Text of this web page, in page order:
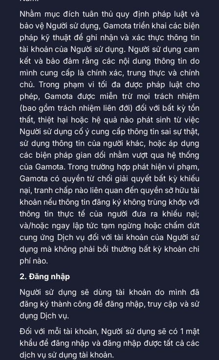
Nhằm mục đích tuân thủ quy định pháp luật và
bảo vệ Người sử dụng, Gamota triển khai các biện
pháp kỹ thuật để ghi nhận và xác thực thông tin
tài khoản của Người sử dụng. Người sử dụng cam
kết và bảo đảm rằng các nội dung thông tin do
mình cung cấp là chính xác, trung thực và chính
chủ. Trong phạm vi tối đa được pháp luật cho
phép, Gamota được miễn trừ mọi trách nhiệm
(bao gồm trách nhiệm liên đới) đối với bất kỳ tổn
thất, thiệt hại hoặc hệ quả nào phát sinh từ việc
Người sử dụng cố ý cung cấp thông tin sai sự thật,
sử dụng thông tin của người khác, hoặc áp dụng
các biện pháp gian dối nhằm vượt qua hệ thống
của Gamota. Trong trường hợp phát hiện vi phạm,
Gamota có quyền từ chối giải quyết bất kỳ khiếu
nại, tranh chấp nào liên quan đến quyền sở hữu tài
khoản nếu thông tin đăng ký không trùng khớp với
thông tin thực tế của người đưa ra khiếu nại;
và/hoặc ngay lập tức tạm ngừng hoặc chấm dứt
cung ứng Dịch vụ đối với tài khoản của Người sử
dụng mà không phải bồi thường bất kỳ khoản chi
phí nào.
2. Đăng nhập
Người sử dụng sẽ dùng tài khoản do mình đã
đăng ký thành công để đăng nhập, truy cập và sử
dụng Dịch vụ.
Đối với mỗi tài khoản, Người sử dụng sẽ có 1 mật
khẩu để đăng nhập và đăng nhập được tất cả các
dịch vụ sử dụng tài khoản.